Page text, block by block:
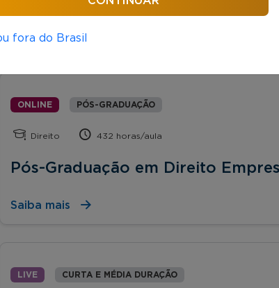
ONLINE PÓS-GRADUAÇÃO
Direito 432 horas/aula
Pós-Graduação em Direito
Saiba mais
LIVE CURTA E MÉDIA DURAÇÃO
fora do Brasil